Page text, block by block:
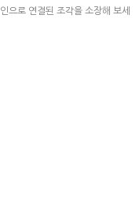
으로 연결된 조각을 소장해 보세